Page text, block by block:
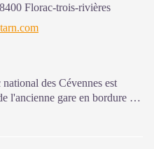
Florac-trois-rivières
des Cévennes est
l'ancienne gare en bordure de
d'information et de